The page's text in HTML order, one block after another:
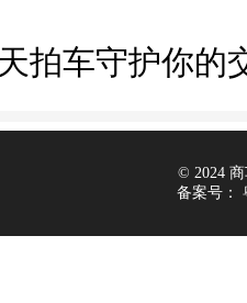
拍车守护你的
© 2024 商
备案号：